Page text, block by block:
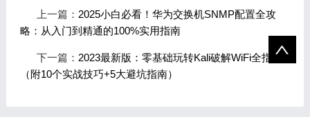
上一篇： 2025小白必看！华为交换机SNMP配置全攻
略：从入门到精通的100%实用指南
下一篇： 2023最新版：零基础玩转Kali破解WiFi全指南
（附10个实战技巧+5大避坑指南）